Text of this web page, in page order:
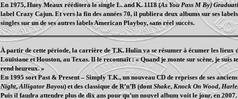
En 1975, Huey Meaux rééditera le single L. and K. 1118 (As You Pass M By)
label Crazy Cajun. Et vers la fin des années 70, il publiera deux albums sur ses
singles sur un de ses autres labels American Playboy, sans réel succès.
À partir de cette période, la carrière de T.K. Hulin va se résumer à écumer les lieux
Louisiane et Houston, au Texas. Il le reconnaît : « Quand je monte sur scène, je suis
rend heureux. »
En 1995 sort Past & Present – Simply T.K., un nouveau CD de reprises de ses
Night,Alligator Bayou) et des classique de R’n’B (dontShake,Knock On Wood,
Puis il faudra attendre plus de dix ans pour qu’un nouvel album voit le jour, en